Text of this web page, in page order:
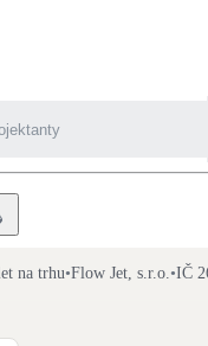
na trhu•Flow Jet, s.r.o.•IČ